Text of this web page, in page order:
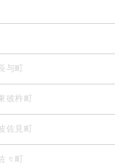
与町
彼杵町
佐見町
々町